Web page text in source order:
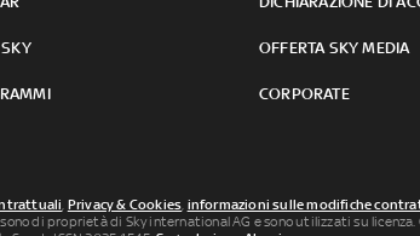
OFFERTA SKY MEDIA
CORPORATE
, Privacy & Cookies, informazioni sulle modifiche
di proprietà di Sky international AG e sono utilizzati su licenza.